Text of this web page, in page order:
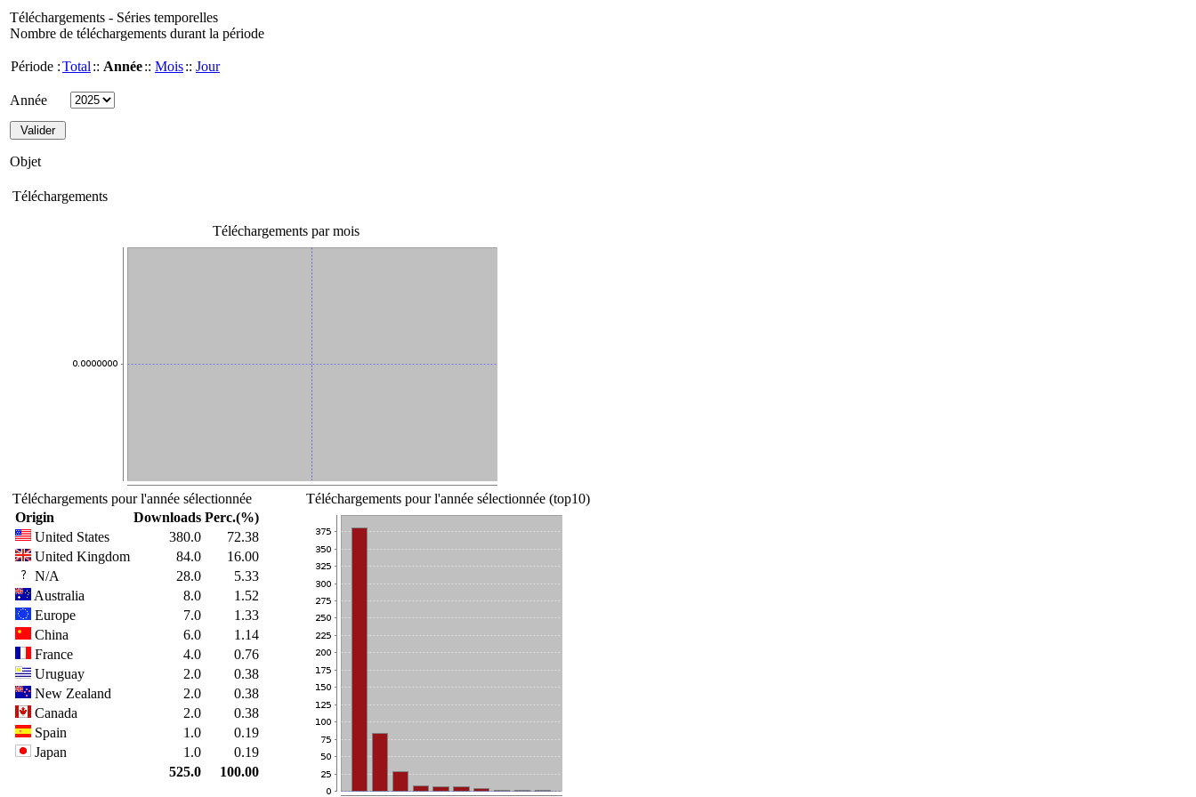
Téléchargements - Séries temporelles
Nombre de téléchargements durant la période
Période :Total :: Année:: Mois:: Jour
Année
Objet
Téléchargements
Téléchargements par mois
Téléchargements pour l'année sélectionnée
Origin
Downloads Perc.(%)
United States
380.0
72.38
United Kingdom
84.0
16.00
N/A
28.0
5.33
Australia
8.0
1.52
Europe
7.0
1.33
China
6.0
1.14
France
4.0
0.76
Uruguay
2.0
0.38
New Zealand
2.0
0.38
Canada
2.0
0.38
Spain
1.0
0.19
Japan
1.0
0.19
525.0
100.00
Téléchargements pour l'année sélectionnée (top10)